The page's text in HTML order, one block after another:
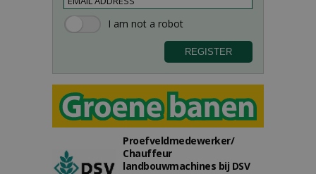
Proefveldmedewerker/
Chauffeur
landbouwmachines bij DSV